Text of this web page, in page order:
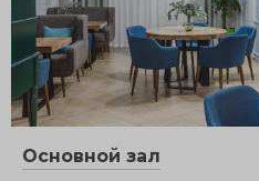
Основной зал